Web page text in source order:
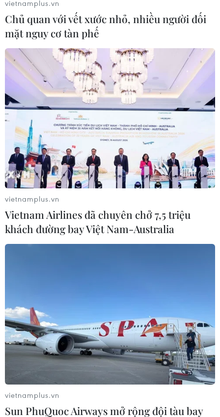
#VietinBank eFAST
#thanh toán số
Theo dõi VietnamPlus
TIN LIÊN QUAN
vietnamplus.vn
Chủ quan với vết xước nhỏ, nhiều người đối
mặt nguy cơ tàn phế
vietnamplus.vn
Vietnam Airlines đã chuyên chở 7,5 triệu
khách đường bay Việt Nam-Australia
vietnamplus.vn
Sun PhuQuoc Airways mở rộng đội tàu bay